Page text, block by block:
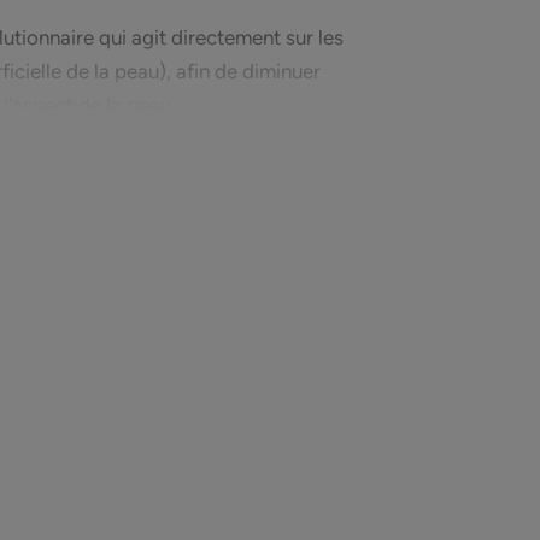
qui agit directement sur les
de la peau), afin de diminuer
l'apparition de nouvelles